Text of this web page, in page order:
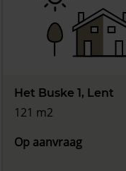
Het Buske 1, Lent
121 m2
Op aanvraag